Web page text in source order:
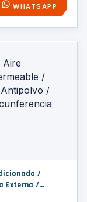
WHATSAPP
/
Externa /
/